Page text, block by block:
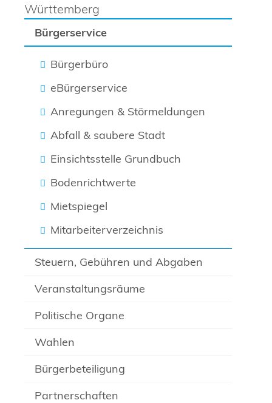
Bürgerservice
Bürgerbüro
eBürgerservice
Anregungen & Störmeldungen
Abfall & saubere Stadt
Einsichtsstelle Grundbuch
Bodenrichtwerte
Mietspiegel
Mitarbeiterverzeichnis
Steuern, Gebühren und Abgaben
Veranstaltungsräume
Politische Organe
Wahlen
Bürgerbeteiligung
Partnerschaften
Württemberg